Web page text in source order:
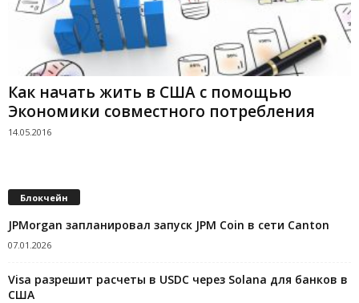
Как начать жить в США с помощью
Экономики совместного потребления
14.05.2016
Блокчейн
JPMorgan запланировал запуск JPM Coin в сети Canton
07.01.2026
Visa разрешит расчеты в USDC через Solana для банков в
США